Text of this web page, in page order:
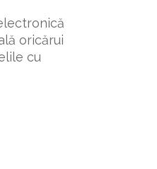
oricărui
cu